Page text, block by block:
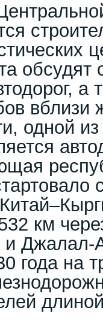
обсудят
а
вблизи
одной
км
Джалал-
года на